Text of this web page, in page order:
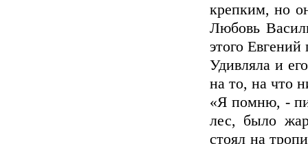
крепким, но
Любовь
этого
Удивляла и
на то, на что
«Я помню, -
лес, было
стоял на